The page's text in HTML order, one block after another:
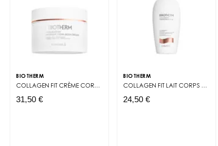
BIOTHERM
COLLAGEN FIT CRÈME CORPS HYDRATANTE ET RAFFERMISSANTE
31,50 €
BIOTHERM
COLLAGEN FIT LAIT CORPS RAFFERMISSANT
24,50 €